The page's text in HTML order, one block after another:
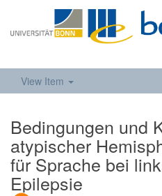
View Item
Bedingungen und
atypischer
für Sprache bei
Epilepsie